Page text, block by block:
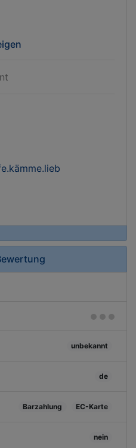
unbekannt
de
Barzahlung EC-Karte
nein